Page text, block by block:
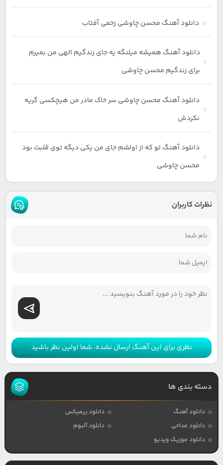
دانلود آهنگ محسن چاوشی زخمی آفتاب
دانلود آهنگ همیشه میلنگه یه جای زندگیم الهی من بمیرم
برای زندگیم محسن چاوشی
دانلود آهنگ محسن چاوشی سر خاک مادر من هیچکسی گریه
نکردش
دانلود آهنگ تو که از اولشم جای من یکی دیگه توی قلبت بود
محسن چاوشی
نظرات کاربران
نظری برای این آهنگ ارسال نشده، شما اولین نظر باشید
دسته بندی ها
دانلود آهنگ
دانلود ریمیکس
دانلود مداحی
دانلود آلبوم
دانلود موزیک ویدیو